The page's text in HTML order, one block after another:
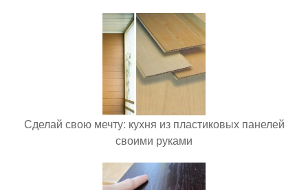
Сделай свою мечту: кухня из пластиковых панелей
своими руками